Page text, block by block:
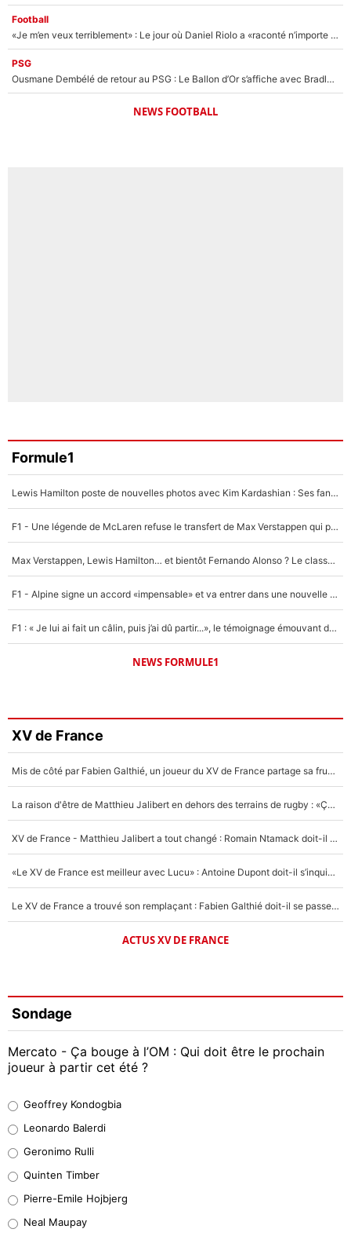
Football
«Je m’en veux terriblement» : Le jour où Daniel Riolo a «raconté n’importe quoi» dans l'After Foot !
PSG
Ousmane Dembélé de retour au PSG : Le Ballon d’Or s’affiche avec Bradley Barcola en plein cœur du feuilleton sur son départ !
NEWS FOOTBALL
Formule1
Lewis Hamilton poste de nouvelles photos avec Kim Kardashian : Ses fans le voient déjà redevenir champion du monde de F1 grâce à elle !
F1 - Une légende de McLaren refuse le transfert de Max Verstappen qui pourrait «faire des vagues» et plomber l'ambiance dans l'équipe
Max Verstappen, Lewis Hamilton… et bientôt Fernando Alonso ? Le classement des pilotes les mieux payés en Formule 1 risque de changer !
F1 - Alpine signe un accord «impensable» et va entrer dans une nouvelle dimension : Grande nouvelle pour Pierre Gasly !
F1 : « Je lui ai fait un câlin, puis j’ai dû partir...», le témoignage émouvant de Max Verstappen sur sa fille
NEWS FORMULE1
XV de France
Mis de côté par Fabien Galthié, un joueur du XV de France partage sa frustration : «ils ne me l’ont pas dit tout de suite»
La raison d'être de Matthieu Jalibert en dehors des terrains de rugby : «Ça m'atteint autant que si tu touches à un membre de ma famille»
XV de France - Matthieu Jalibert a tout changé : Romain Ntamack doit-il s’inquiéter pour sa place à un an de la Coupe du monde ?
«Le XV de France est meilleur avec Lucu» : Antoine Dupont doit-il s’inquiéter pour sa place ?
Le XV de France a trouvé son remplaçant : Fabien Galthié doit-il se passer d'Antoine Dupont ?
ACTUS XV DE FRANCE
Sondage
Mercato - Ça bouge à l’OM : Qui doit être le prochain
joueur à partir cet été ?
38%
32%
5%
Geoffrey Kondogbia
Leonardo Balerdi
Geronimo Rulli
Quinten Timber
Pierre-Emile Hojbjerg
Neal Maupay